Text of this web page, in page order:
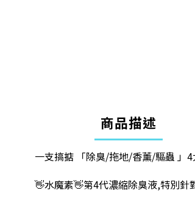
商品描述
一支搞掂 「除臭/拖地/香薰/驅蟲 」
👋水魔素👋第4代濃縮除臭液,特別